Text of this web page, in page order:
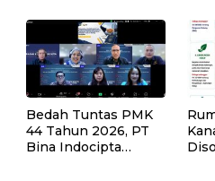
Bedah Tuntas PMK
44 Tahun 2026, PT
Bina Indocipta